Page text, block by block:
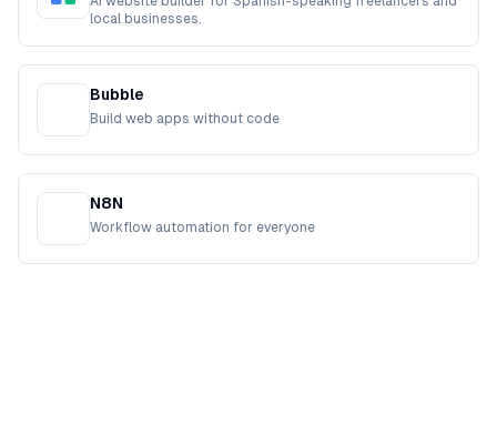
local businesses.
Bubble
Build web apps without code
N8N
Workflow automation for everyone